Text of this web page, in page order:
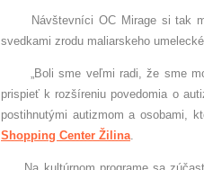
Návštevníci OC Mirage si tak
svedkami zrodu maliarskeho
„Boli sme veľmi radi, že sme
prispieť k rozšíreniu povedomia o
postihnutými autizmom a osobami,
Shopping Center Žilina.